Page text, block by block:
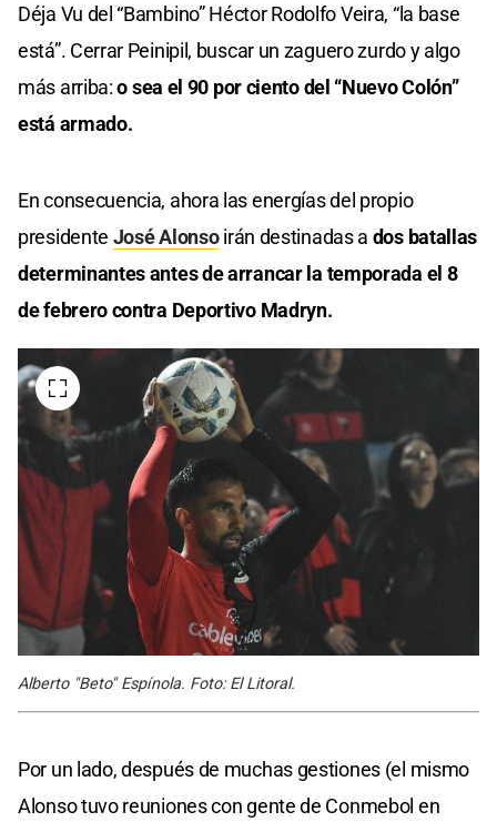
Déja Vu del “Bambino” Héctor Rodolfo Veira, “la base
está”. Cerrar Peinipil, buscar un zaguero zurdo y algo
más arriba:o sea el 90 por ciento del “Nuevo Colón”
está armado.
En consecuencia, ahora las energías del propio
presidente José Alonsoirán destinadas a dos batallas
determinantes antes de arrancar la temporada el 8
de febrero contra Deportivo Madryn.
Alberto "Beto" Espínola. Foto: El Litoral.
Por un lado, después de muchas gestiones (el mismo
Alonso tuvo reuniones con gente de Conmebol en